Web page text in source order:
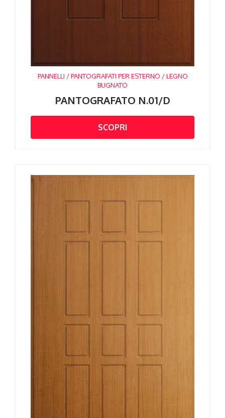
PANNELLI / PANTOGRAFATI PER ESTERNO / LEGNO
BUGNATO
PANTOGRAFATO N.01/D
SCOPRI